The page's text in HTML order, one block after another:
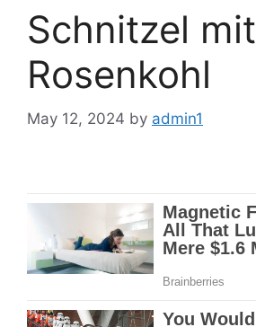
Schnitzel mit
Rosenkohl
May 12, 2024 by admin1